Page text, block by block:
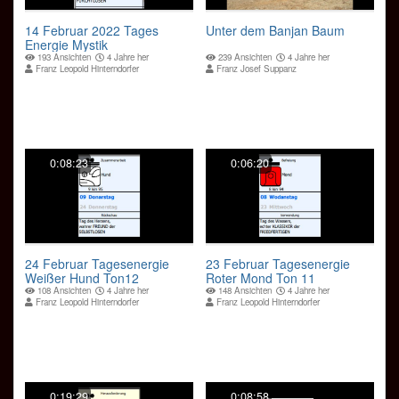
14 Februar 2022 Tages
Energie Mystik
193 Ansichten
4 Jahre her
Franz Leopold Hinterndorfer
Unter dem Banjan Baum
239 Ansichten
4 Jahre her
Franz Josef Suppanz
0:08:23
24 Februar Tagesenergie
Weißer Hund Ton12
108 Ansichten
4 Jahre her
Franz Leopold Hinterndorfer
0:06:20
23 Februar Tagesenergie
Roter Mond Ton 11
148 Ansichten
4 Jahre her
Franz Leopold Hinterndorfer